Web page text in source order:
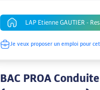
LAP Etienne GAUTIER -
Je veux proposer un emploi pour
BAC PROA